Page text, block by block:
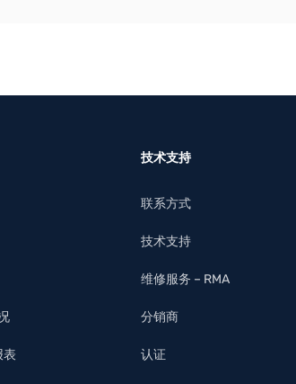
技术支持
联系方式
技术支持
维修服务 – RMA
分销商
认证